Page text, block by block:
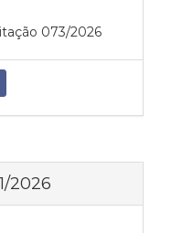
073/2026
2026